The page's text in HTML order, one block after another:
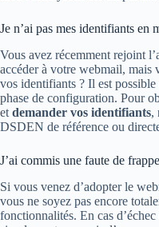
Je n’ai pas mes identifiants en
Vous avez récemment rejoint
accéder à votre webmail, mais
vos identifiants ? Il est
phase de configuration. Pour
et demander vos identifiants,
DSDEN de référence ou
J’ai commis une faute de frappe
Si vous venez d’adopter le
vous ne soyez pas encore
fonctionnalités. En cas